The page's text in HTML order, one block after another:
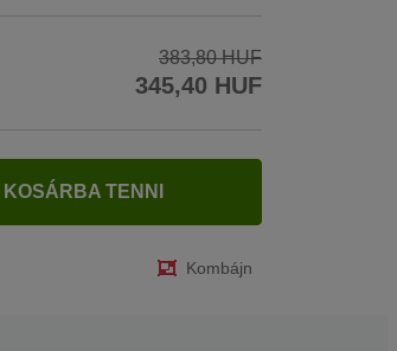
383,80 HUF
345,40 HUF
KOSÁRBA TENNI
Kombájn